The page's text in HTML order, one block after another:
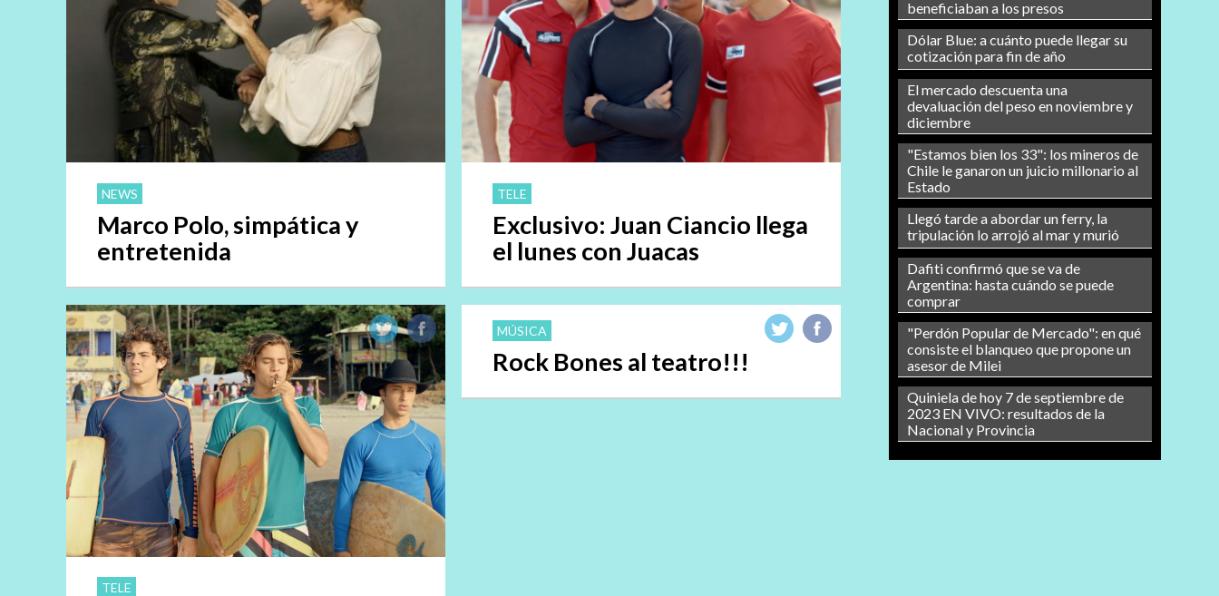
beneficiaban a los presos
Dólar Blue: a cuánto puede llegar su
cotización para fin de año
El mercado descuenta una
devaluación del peso en noviembre y
diciembre
"Estamos bien los 33": los mineros de
Chile le ganaron un juicio millonario al
Estado
Llegó tarde a abordar un ferry, la
tripulación lo arrojó al mar y murió
Dafiti confirmó que se va de
Argentina: hasta cuándo se puede
comprar
"Perdón Popular de Mercado": en qué
consiste el blanqueo que propone un
asesor de Milei
Quiniela de hoy 7 de septiembre de
2023 EN VIVO: resultados de la
Nacional y Provincia
NEWS
Marco Polo, simpática y
entretenida
TELE
Exclusivo: Juan Ciancio llega
el lunes con Juacas
TELE
MÚSICA
Rock Bones al teatro!!!